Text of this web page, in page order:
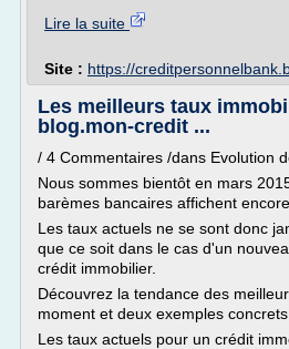
Lire la suite
Site : https://
Les meilleurs taux
blog.mon-credit ...
/ 4 Commentaires /dans Evolution
Nous sommes bientôt en mars
barèmes bancaires affichent
Les taux actuels ne se sont donc
que ce soit dans le cas d'un
crédit immobilier.
Découvrez la tendance des
moment et deux exemples
Les taux actuels pour un crédit